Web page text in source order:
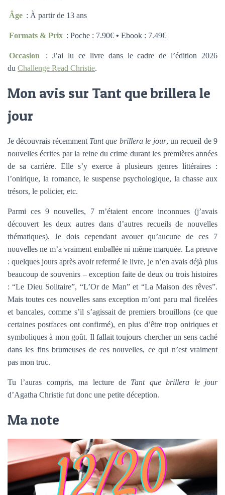
Âge : À partir de 13 ans
Formats & Prix : Poche : 7.90€• Ebook : 7.49€
Occasion
: J’ai lu ce livre dans le cadre de l’édition 2026
du Challenge Read Christie.
Mon avis sur Tant que brillera le
jour
Je découvrais récemment Tant que brillera le jour, un recueil de 9
nouvelles écrites par la reine du crime durant les premières années
de sa carrière. Elle s’y exerce à plusieurs genres littéraires :
l’onirique, la romance, le suspense psychologique, la chasse aux
trésors, le policier, etc.
Parmi ces 9 nouvelles, 7 m’étaient encore inconnues (j’avais
découvert les deux autres dans d’autres recueils de nouvelles
thématiques). Je dois cependant avouer qu’aucune de ces 7
nouvelles ne m’a vraiment emballée ni même marquée. La preuve
: quelques jours après avoir refermé le livre, je n’en avais déjà plus
beaucoup de souvenirs – exception faite de deux ou trois histoires
: “Le Dieu Solitaire”, “L’Or de Man” et “La Maison des rêves”.
Mais toutes ces nouvelles sans exception m’ont paru mal ficelées
et bancales, comme s’il s’agissait de premiers brouillons (ce que
certaines postfaces ont confirmé), en plus d’être trop oniriques et
symboliques à mon goût. Il fallait toujours chercher un sens caché
dans les fins brumeuses de ces nouvelles, ce qui n’est vraiment
pas mon truc.
Tu l’auras compris, ma lecture de Tant que brillera le jour
d’Agatha Christie fut donc une petite déception.
Ma note